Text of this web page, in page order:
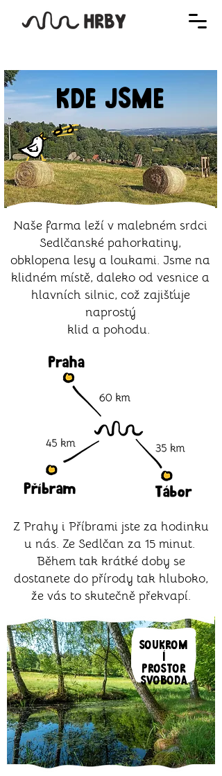
KDE JSME
Naše farma leží v malebném srdci
Sedlčanské pahorkatiny,
obklopena lesy a loukami. Jsme na
klidném místě, daleko od vesnice a
hlavních silnic, což zajišťuje
naprostý
klid a pohodu.
Z Prahy i Příbrami jste za hodinku
u nás. Ze Sedlčan za 15 minut.
Během tak krátké doby se
dostanete do přírody tak hluboko,
že vás to skutečně překvapí.
SOUKROM
Í
PROSTOR
SVOBODA